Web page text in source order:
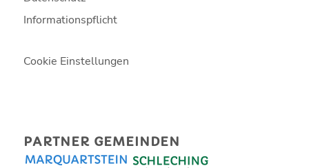
Informationspflicht
Cookie Einstellungen
PARTNER GEMEINDEN